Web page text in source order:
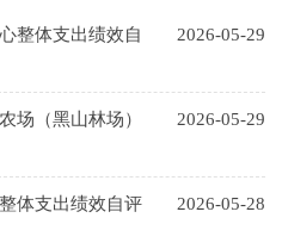
2026-05-29
整体支出绩效自
2026-05-29
场（黑山林场）
2026-05-28
体支出绩效自评